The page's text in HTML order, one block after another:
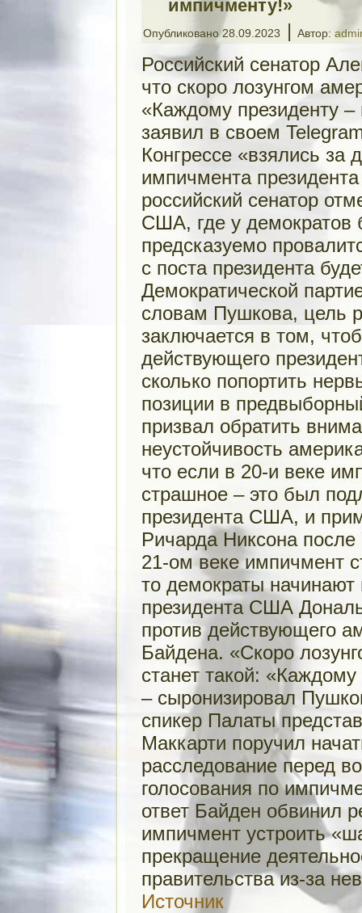
импичменту!»
Опубликовано 28.09.2023 | Автор:
Российский сенатор
что скоро лозунгом
«Каждому президенту
заявил в своем
Конгрессе «взялись за
импичмента
российский сенатор
США, где у демократов
предсказуемо
с поста президента
Демократической
словам Пушкова, цель
заключается в том,
действующего
сколько попортить
позиции в
призвал обратить
неустойчивость
что если в 20-и веке
страшное – это был
президента США, и
Ричарда Никсона после
21-ом веке импичмент
то демократы начинают
президента США
против действующего
Байдена. «Скоро
станет такой:
– сыронизировал
спикер Палаты
Маккарти поручил
расследование перед
голосования по
ответ Байден обвинил
импичмент устроить
прекращение
правительства из-за
Источник